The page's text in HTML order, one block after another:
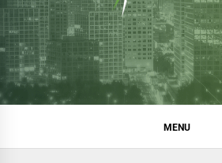
Blog da
Informações e notícias sobre
e
MENU